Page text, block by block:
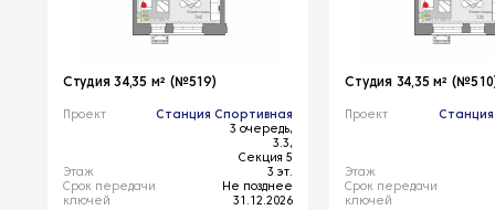
Студия 34,35 м² (№519)
Проект
Станция Спортивная
3 очередь,
3.3,
Секция 5
Этаж
3 эт.
Срок передачи
ключей
Не позднее
31.12.2026
Студия 34,35 м²
Проект
Этаж
Срок передачи
ключей